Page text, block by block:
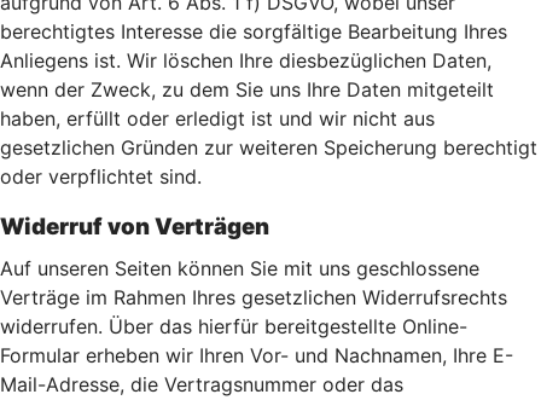
berechtigtes Interesse die sorgfältige Bearbeitung Ihres
Anliegens ist. Wir löschen Ihre diesbezüglichen Daten,
wenn der Zweck, zu dem Sie uns Ihre Daten mitgeteilt
haben, erfüllt oder erledigt ist und wir nicht aus
gesetzlichen Gründen zur weiteren Speicherung berechtigt
oder verpflichtet sind.
Widerruf von Verträgen
Auf unseren Seiten können Sie mit uns geschlossene
Verträge im Rahmen Ihres gesetzlichen Widerrufsrechts
widerrufen. Über das hierfür bereitgestellte Online-
Formular erheben wir Ihren Vor- und Nachnamen, Ihre E-
Mail-Adresse, die Vertragsnummer oder das